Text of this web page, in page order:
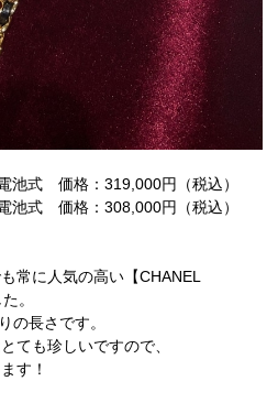
式 価格：319,000円（税込）
式 価格：308,000円（税込）
常に人気の高い【CHANEL
。
の長さです。
ても珍しいですので、
す！